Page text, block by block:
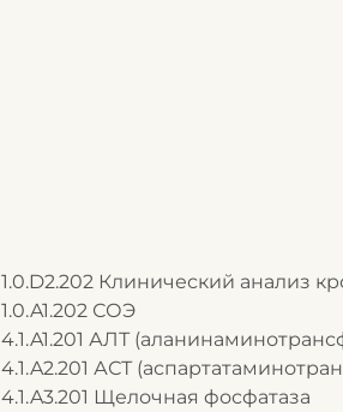
1.0.D2.202 Клинический анализ
1.0.A1.202 СОЭ
4.1.A1.201 АЛТ
4.1.A2.201 АСТ
4.1.A3.201 Щелочная фосфатаза